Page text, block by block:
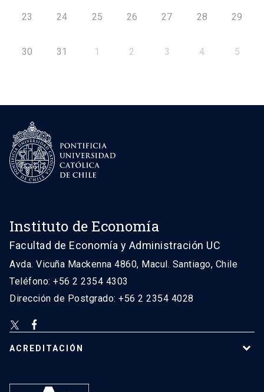
23 24 25 26 27 28 29
30 31 1 2 3 4 5
Instituto de Economía
Facultad de Economía y Administración UC
Avda. Vicuña Mackenna 4860, Macul. Santiago, Chile
Teléfono: +56 2 2354 4303
Dirección de Postgrado: +56 2 2354 4028
ACREDITACIÓN